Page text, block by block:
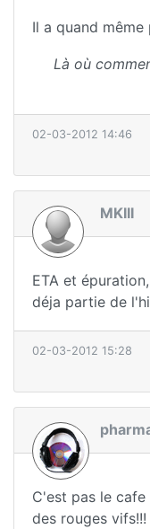
Il a quand même
Là où
02-03-2012 14:46
MKIII
ETA et
déja partie de
02-03-2012 15:28
C'est pas le
des rouges